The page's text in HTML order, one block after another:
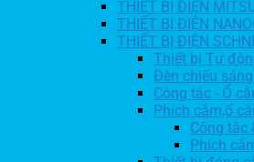
THIẾT BỊ ĐIỆN
THIẾT BỊ ĐIỆN
THIẾT BỊ ĐIỆN
Thiết bị Tự
Đèn chiếu
Công tắc - Ổ
Phích cắm,ổ
Công tắc
Phích